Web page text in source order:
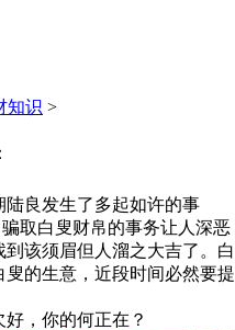
知识 >
良发生了多起如许的事
取白叟财帛的事务让人深恶
该须眉但人溜之大吉了。白
的生意，近段时间必然要提
，你的何正在？